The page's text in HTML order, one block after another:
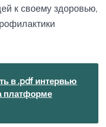
к своему здоровью,
в .pdf интервью
платформе